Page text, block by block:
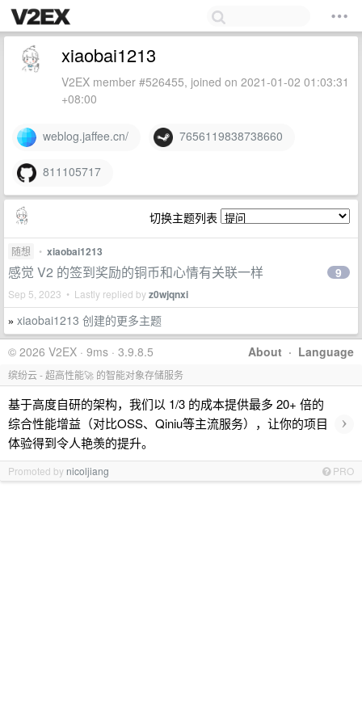
xiaobai1213
V2EX member #526455, joined on 2021-01-02 01:03:31
+08:00
weblog.jaffee.cn/ 7656119838738660
811105717
切换主题列表
随想 • xiaobai1213
感觉 V2 的签到奖励的铜币和心情有关联一样
Sep 5, 2023 • Lastly replied byz0wjqnxi
9
» xiaobai1213 创建的更多主题
About · Language
© 2026 V2EX · 9ms · 3.9.8.5
缤纷云 - 超高性能🚀 的智能对象存储服务
基于高度自研的架构，我们以 1/3 的成本提供最多 20+ 倍的
综合性能增益（对比OSS、Qiniu等主流服务），让你的项目
体验得到令人艳羡的提升。
›
Promoted by nicoljiang PRO